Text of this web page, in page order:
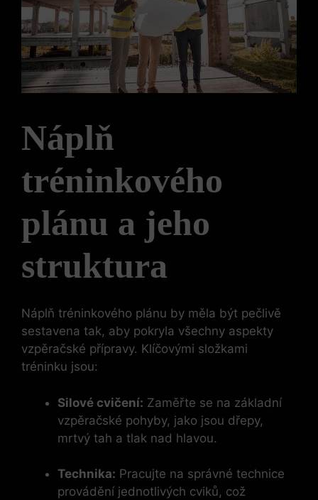
Náplň
tréninkového
plánu a jeho
struktura
Náplň⁢ tréninkového plánu by měla být pečlivě
sestavena tak, aby pokryla všechny aspekty
vzpěračské přípravy. Klíčovými složkami
tréninku jsou:
Silové cvičení: Zaměřte ⁢se na ​základní
vzpěračské pohyby, jako jsou dřepy,⁤
mrtvý tah a tlak nad ⁤hlavou.
Technika: Pracujte na správné technice
provádění jednotlivých⁢ cviků, což